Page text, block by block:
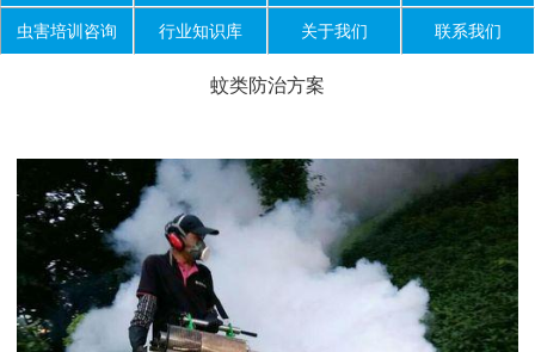
虫害培训咨询 行业知识库 关于我们 联系我们
蚊类防治方案